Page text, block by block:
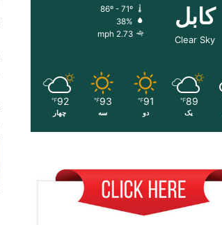
کابل
Clear Sky
86º - 71º
38%
2.73 mph
89
℉
یک
91
℉
دو
93
℉
سه
92
℉
چهار